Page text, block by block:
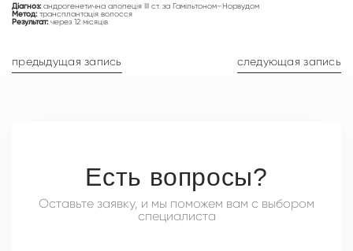
Діагноз:андрогенетична алопеція ІІІ ст. за Гамільтоном–Норвудом
Метод:трансплантація волосся
Результат:через 12 місяців
предыдущая запись следующая запись
Есть вопросы?
Оставьте заявку, и мы поможем вам с выбором
специалиста